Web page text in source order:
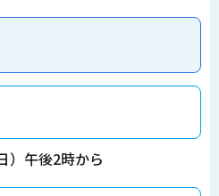
）午後2時から